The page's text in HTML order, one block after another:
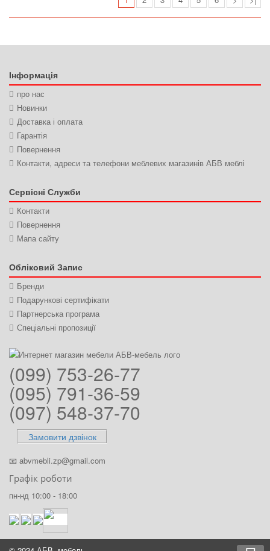
Інформація
про нас
Новинки
Доставка і оплата
Гарантія
Повернення
Контакти, адреси та телефони меблевих магазинів АБВ меблі
Сервісні Служби
Контакти
Повернення
Мапа сайту
Обліковий Запис
Бренди
Подарункові сертифікати
Партнерська програма
Спеціальні пропозиції
(099) 753-26-77
(095) 791-36-59
(097) 548-37-70
Замовити дзвінок
📧 abvmebli.zp@gmail.com
Графік роботи
пн-нд 10:00 - 18:00